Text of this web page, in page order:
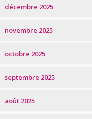
décembre 2025
novembre 2025
octobre 2025
septembre 2025
août 2025